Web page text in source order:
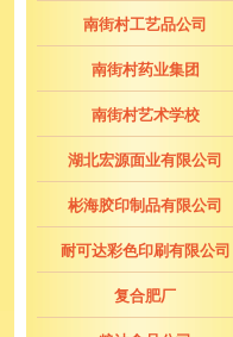
南街村工艺品公司
南街村药业集团
南街村艺术学校
湖北宏源面业有限公司
彬海胶印制品有限公司
耐可达彩色印刷有限公司
复合肥厂